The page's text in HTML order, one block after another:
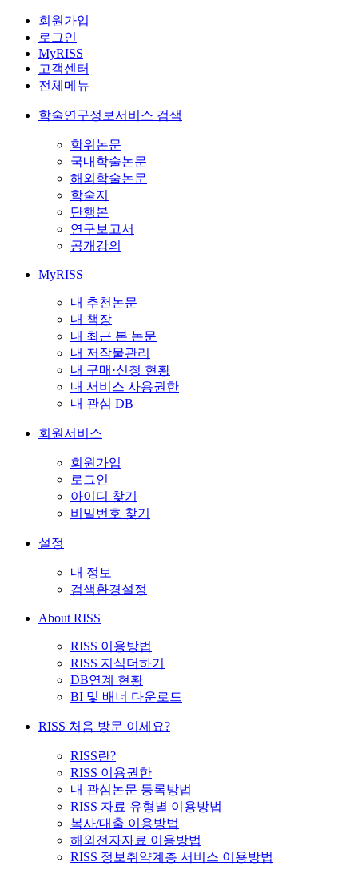
회원가입
로그인
MyRISS
고객센터
전체메뉴
학술연구정보서비스 검색
학위논문
국내학술논문
해외학술논문
학술지
단행본
연구보고서
공개강의
MyRISS
내 추천논문
내 책장
내 최근 본 논문
내 저작물관리
내 구매·신청 현황
내 서비스 사용권한
내 관심 DB
회원서비스
회원가입
로그인
아이디 찾기
비밀번호 찾기
설정
내 정보
검색환경설정
About RISS
RISS 이용방법
RISS 지식더하기
DB연계 현황
BI 및 배너 다운로드
RISS 처음 방문 이세요?
RISS란?
RISS 이용권한
내 관심논문 등록방법
RISS 자료 유형별 이용방법
복사/대출 이용방법
해외전자자료 이용방법
RISS 정보취약계층 서비스 이용방법